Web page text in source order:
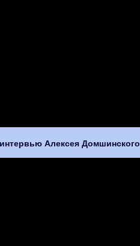
Алексея Домшинского